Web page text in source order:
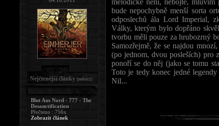
melodické není, nebojte,
bude nepochybně menší sorta
odposlechů ála Lord Imperial,
Války, kterým bylo dopřáno
tvorbu měli pouze za hrubozrný
Samozřejmě, že se najdou
(po jednom, dvou posleších) pro
ponoří se do něj (jako se tomu
Toto je tedy konec jedné
Nil...
Nejčtenější články (měsíc):
Blut Aus Nord - 777 - The
Desanctification
Přečteno : 756x
Zobrazit článek